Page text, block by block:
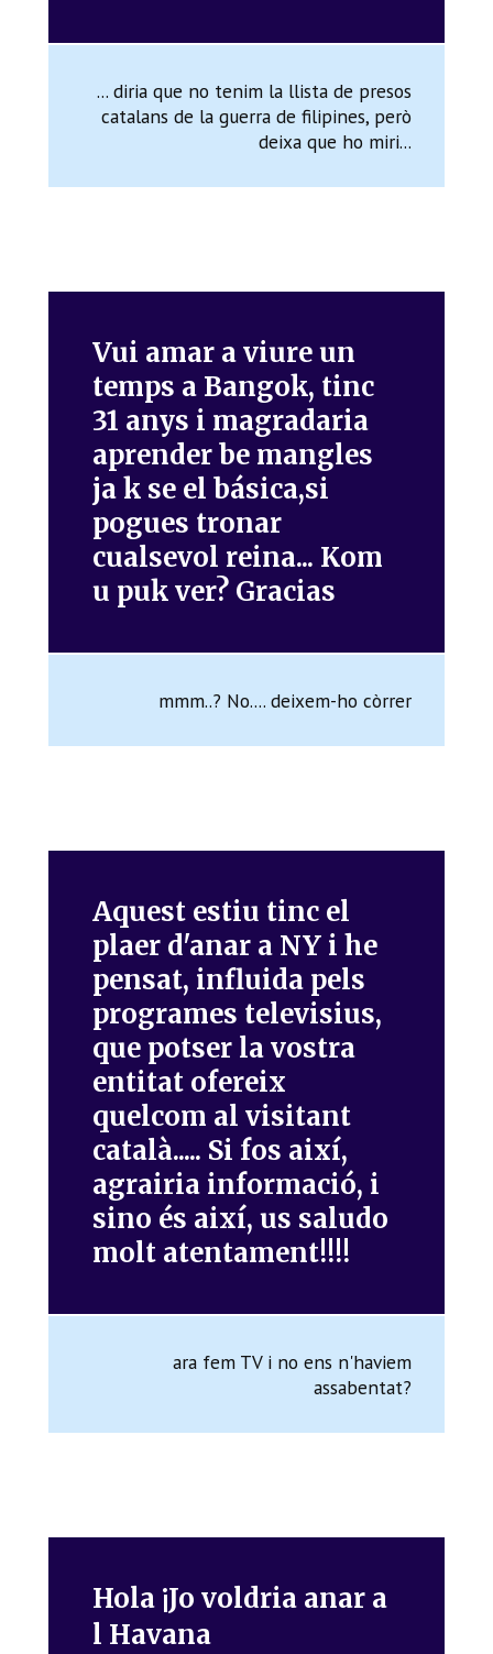
... diria que no tenim la llista de presos
catalans de la guerra de filipines, però
deixa que ho miri...
Vui amar a viure un
temps a Bangok, tinc
31 anys i magradaria
aprender be mangles
ja k se el básica,si
pogues tronar
cualsevol reina... Kom
u puk ver? Gracias
mmm..? No.... deixem-ho còrrer
Aquest estiu tinc el
plaer d'anar a NY i he
pensat, influida pels
programes televisius,
que potser la vostra
entitat ofereix
quelcom al visitant
català..... Si fos així,
agrairia informació, i
sino és així, us saludo
molt atentament!!!!
ara fem TV i no ens n'haviem
assabentat?
Hola ¡Jo voldria anar a
l Havana